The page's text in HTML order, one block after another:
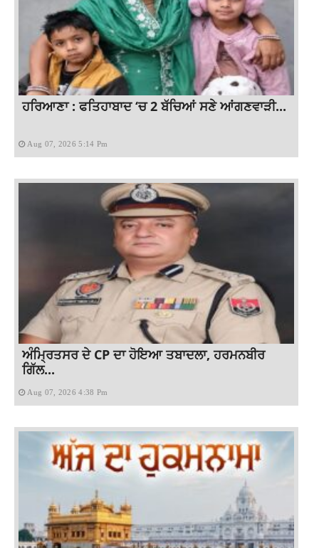
ਹਰਿਆਣਾ : ਫਤਿਹਾਬਾਦ ‘ਚ 2 ਬੱਚਿਆਂ ਸਣੇ ਆਂਗਣਵਾੜੀ...
Aug 07, 2026 5:14 Pm
ਅੰਮ੍ਰਿਤਸਰ ਦੇ CP ਦਾ ਹੋਇਆ ਤਬਾਦਲਾ, ਹਰਮਨਬੀਰ
ਗਿੱਲ...
Aug 07, 2026 4:38 Pm